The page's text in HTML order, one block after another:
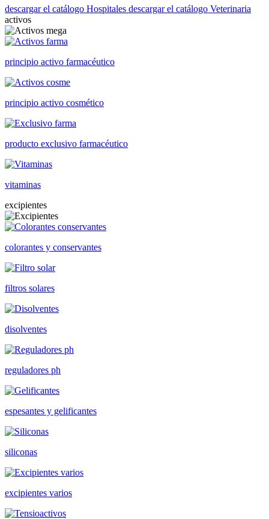
descargar el catálogo Hospitales descargar el catálogo Veterinaria
activos
principio activo farmacéutico
principio activo cosmético
producto exclusivo farmacéutico
vitaminas
excipientes
colorantes y conservantes
filtros solares
disolventes
reguladores ph
espesantes y gelificantes
siliconas
excipientes varios